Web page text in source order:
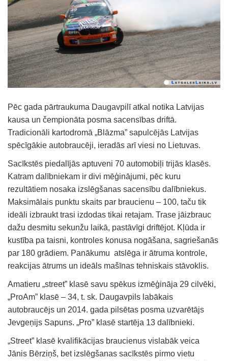
Pēc gada pārtraukuma Daugavpilī atkal notika Latvijas
kausa un čempionāta posma sacensības driftā.
Tradicionāli kartodromā „Blāzma” sapulcējās Latvijas
spēcīgākie autobraucēji, ieradās arī viesi no Lietuvas.
Sacīkstēs piedalījās aptuveni 70 automobiļi trijās klasēs.
Katram dalībniekam ir divi mēģinājumi, pēc kuru
rezultātiem nosaka izslēgšanas sacensību dalībniekus.
Maksimālais punktu skaits par braucienu – 100, taču tik
ideāli izbraukt trasi izdodas tikai retajam. Trase jāizbrauc
dažu desmitu sekunžu laikā, pastāvīgi driftējot. Kļūda ir
kustība pa taisni, kontroles konusa nogāšana, sagriešanās
par 180 grādiem. Panākumu atslēga ir ātruma kontrole,
reakcijas ātrums un ideāls mašīnas tehniskais stāvoklis.
Amatieru „street” klasē savu spēkus izmēģināja 29 cilvēki,
„ProAm” klasē – 34, t. sk. Daugavpils labākais
autobraucējs un 2014. gada pilsētas posma uzvarētājs
Jevgeņijs Sapuns. „Pro” klasē startēja 13 dalībnieki.
„Street” klasē kvalifikācijas braucienus vislabāk veica
Jānis Bērziņš, bet izslēgšanas sacīkstēs pirmo vietu